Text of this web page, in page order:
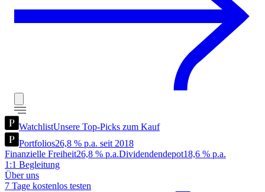
WatchlistUnsere Top-Picks zum Kauf
Portfolios26,8 % p.a. seit 2018
Finanzielle Freiheit26,8 % p.a.Dividendendepot18,6 % p.a.
1:1 Begleitung
Über uns
7 Tage kostenlos testen